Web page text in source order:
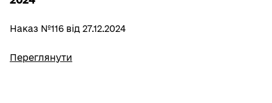
Наказ №116 від 27.12.2024
Переглянути